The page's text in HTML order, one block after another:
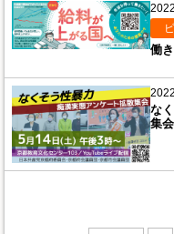
働
な
集